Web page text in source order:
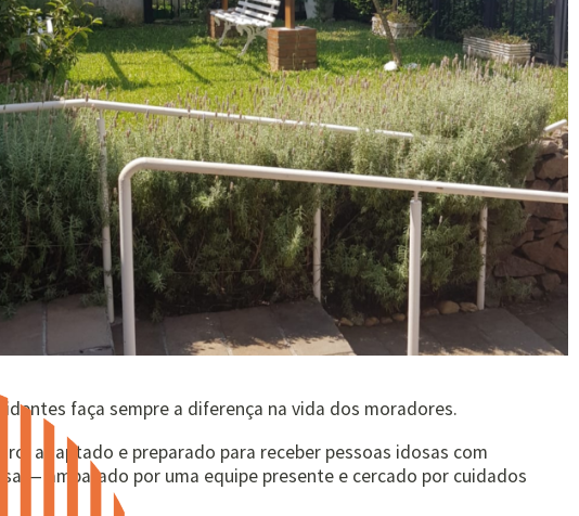
faça sempre a diferença na vida dos moradores.
adaptado e preparado para receber pessoas idosas com
— amparado por uma equipe presente e cercado por cuidados